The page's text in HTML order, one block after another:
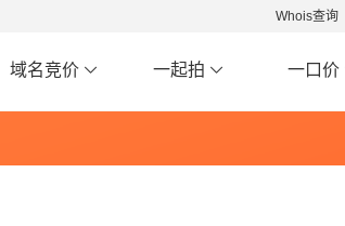
Whois查询
域名竞价 一起拍 一口价